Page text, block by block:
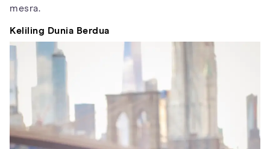
mesra.
Keliling Dunia Berdua